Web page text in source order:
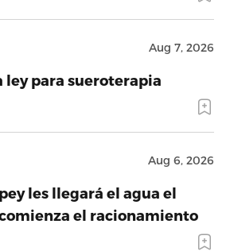
Aug 7, 2026
ley para sueroterapia
Aug 6, 2026
les llegará el agua el
el racionamiento